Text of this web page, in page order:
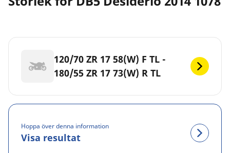
120/70 ZR 17 58(W) F TL -
180/55 ZR 17 73(W) R TL
Hoppa över denna information
Visa resultat